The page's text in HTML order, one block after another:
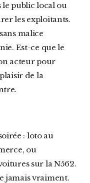
le public local ou
les exploitants.
malice
Est-ce que le
acteur pour
de la
ou
sur la N562.
jamais vraiment.